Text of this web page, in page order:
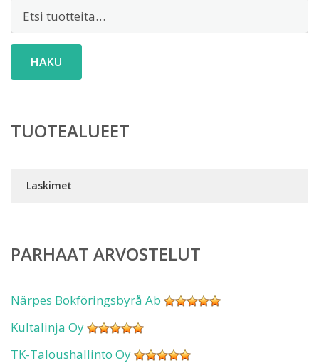
HAKU
TUOTEALUEET
Laskimet
PARHAAT ARVOSTELUT
Närpes Bokföringsbyrå Ab
Kultalinja Oy
TK-Taloushallinto Oy